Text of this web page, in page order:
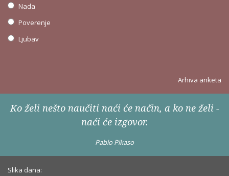
Nada
Poverenje
Ljubav
Arhiva anketa
Ko želi nešto naučiti naći će način, a ko ne želi -
naći će izgovor.
Pablo Pikaso
Slika dana: